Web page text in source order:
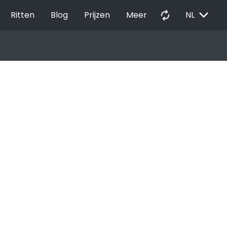
Ritten Blog Prijzen Meer autorenew NL EXPAND_MORE